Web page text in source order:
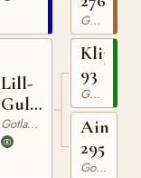
Lill-
Gull
445Gotlandsruss
Gotlandsruss
Klipp
93
Gotlandsruss
Aina
295
Gotlandsruss